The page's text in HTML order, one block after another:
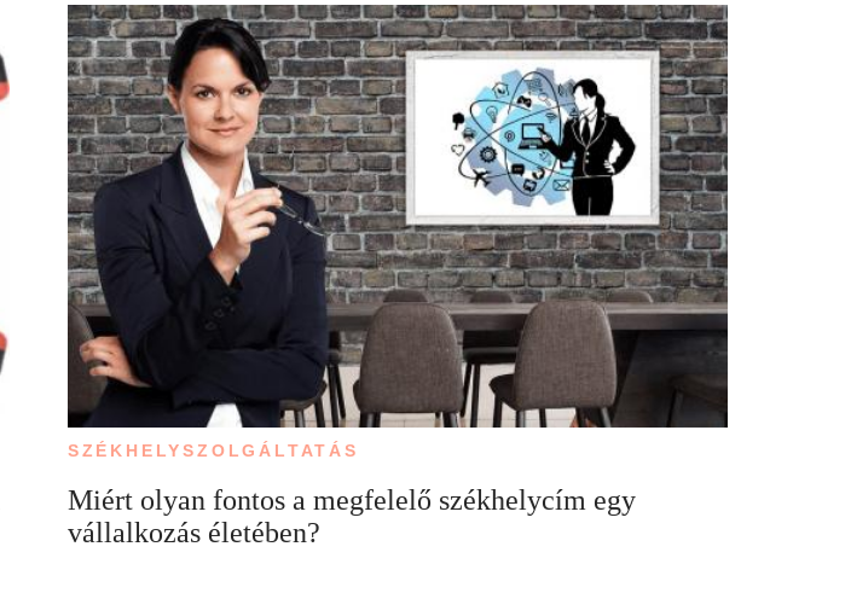
SZÉKHELYSZOLGÁLTATÁS
Miért olyan fontos a megfelelő székhelycím egy
vállalkozás életében?